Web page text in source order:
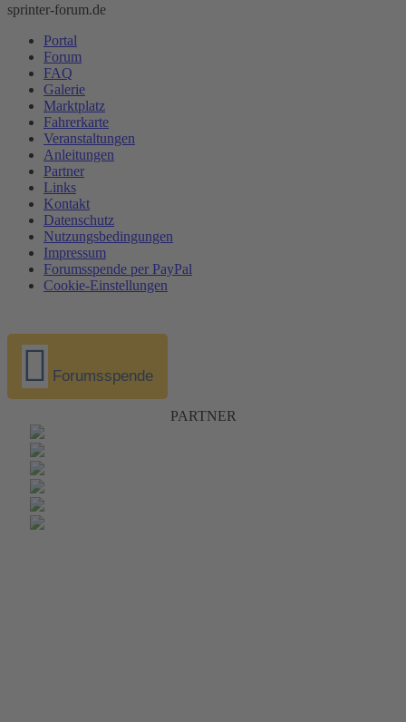
sprinter-forum.de
Portal
Forum
FAQ
Galerie
Marktplatz
Fahrerkarte
Veranstaltungen
Anleitungen
Partner
Links
Kontakt
Datenschutz
Nutzungsbedingungen
Impressum
Forumsspende per PayPal
Cookie-Einstellungen
Forumsspende
PARTNER